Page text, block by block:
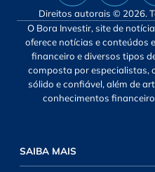
Direitos autorais © 2026.
O Bora Investir, site de
oferece notícias e conteúdos
financeiro e diversos tipos
composta por especialistas,
sólido e confiável, além de
conhecimentos
SAIBA MAIS